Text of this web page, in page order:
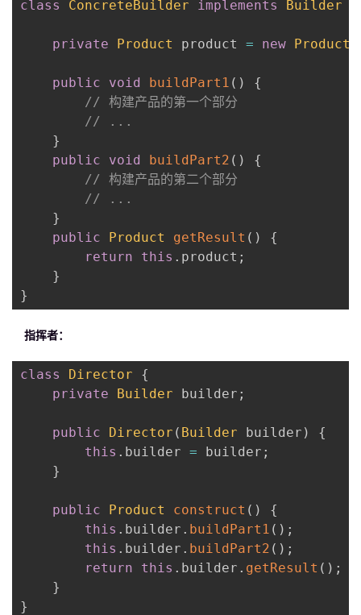
class ConcreteBuilder implements Builder
private Product product = new Product
public void buildPart1 ( )
{
// 构建产品的第一个部分
// ...
}
public
void buildPart2 ( )
{
// 构建产品的第二个部分
// ...
}
public
Product getResult ( )
{
return
this . product ;
}
}
指挥者：
class Director
{
private
Builder builder ;
public Director ( Builder builder )
{
this . builder = builder ;
}
public Product construct ( )
{
this . builder . buildPart1 ( ) ;
this . builder . buildPart2 ( ) ;
return
this . builder . getResult ( ) ;
}
}